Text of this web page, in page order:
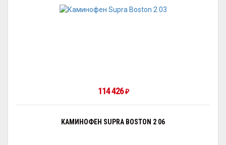
114 426₽
КАМИНОФЕН SUPRA BOSTON 2 06